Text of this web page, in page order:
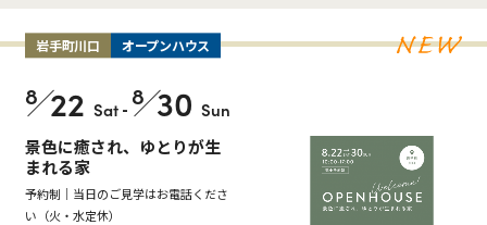
岩手町川口 オープンハウス
8 22 Sat- 8 30 Sun
景色に癒され、ゆとりが生
まれる家
予約制｜当日のご見学はお電話くださ
い（火・水定休）